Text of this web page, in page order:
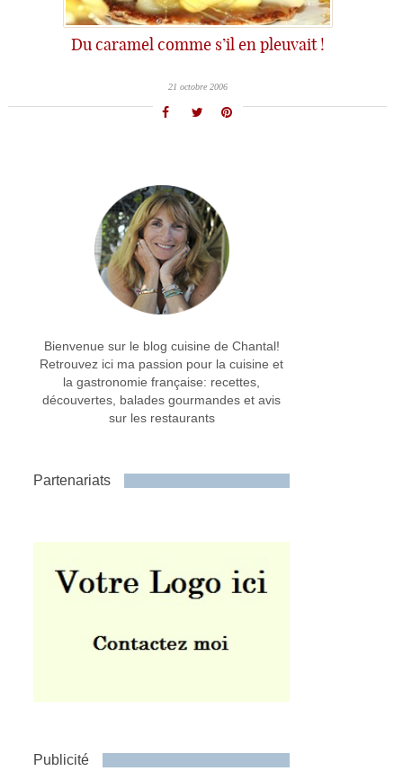
Du caramel comme s’il en pleuvait !
21 octobre 2006
Bienvenue sur le blog cuisine de Chantal!
Retrouvez ici ma passion pour la cuisine et
la gastronomie française: recettes,
découvertes, balades gourmandes et avis
sur les restaurants
Partenariats
Publicité